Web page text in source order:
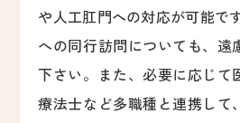
や人工肛門への対応が可能で
への同行訪問についても、遠
下さい。また、必要に応じて
療法士など多職種と連携して